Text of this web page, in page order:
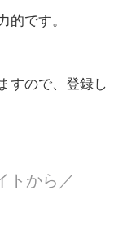
的です。
すので、登録し
トから／